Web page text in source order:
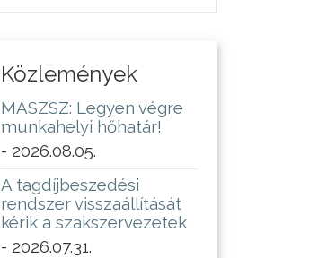
Közlemények
MASZSZ: Legyen végre
munkahelyi hőhatár!
- 2026.08.05.
A tagdíjbeszedési
rendszer visszaállítását
kérik a szakszervezetek
- 2026.07.31.